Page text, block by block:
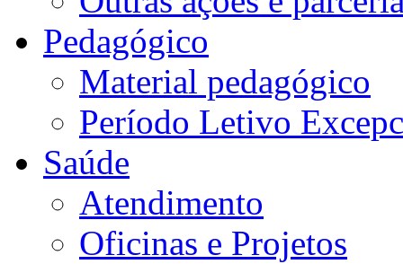
Pedagógico
Material pedagógico
Período Letivo
Saúde
Atendimento
Oficinas e Projetos